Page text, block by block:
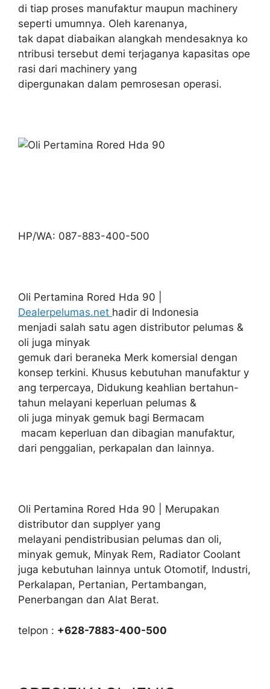
di tiap proses manufaktur maupun machinery
seperti umumnya. Oleh karenanya,
tak dapat diabaikan alangkah mendesaknya ko
ntribusi tersebut demi terjaganya kapasitas ope
rasi dari machinery yang
dipergunakan dalam pemrosesan operasi.
HP/WA: 087-883-400-500
Oli Pertamina Rored Hda 90 |
Dealerpelumas.net hadir di Indonesia
menjadi salah satu agen distributor pelumas &
oli juga minyak
gemuk dari beraneka Merk komersial dengan
konsep terkini. Khusus kebutuhan manufaktur y
ang terpercaya, Didukung keahlian bertahun-
tahun melayani keperluan pelumas &
oli juga minyak gemuk bagi Bermacam
macam keperluan dan dibagian manufaktur,
dari penggalian, perkapalan dan lainnya.
Oli Pertamina Rored Hda 90 | Merupakan
distributor dan supplyer yang
melayani pendistribusian pelumas dan oli,
minyak gemuk, Minyak Rem, Radiator Coolant
juga kebutuhan lainnya untuk Otomotif, Industri,
Perkalapan, Pertanian, Pertambangan,
Penerbangan dan Alat Berat.
telpon : +628-7883-400-500